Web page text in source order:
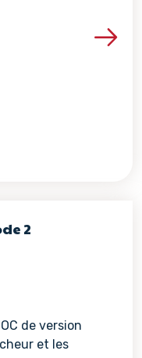
Voir les détails de la
2
de version
et les